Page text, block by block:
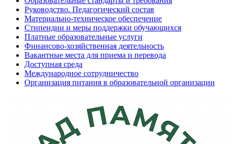
Руководство. Педагогический состав
Материально-техническое обеспечение
Стипендии и меры поддержки обучающихся
Платные образовательные услуги
Финансово-хозяйственная деятельность
Вакантные места для приема и перевода
Доступная среда
Международное сотрудничество
Организация питания в образовательной организации